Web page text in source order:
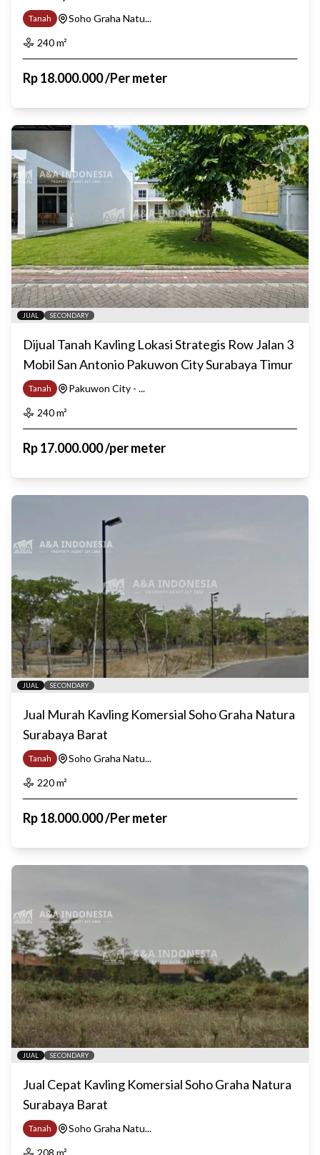
Tanah
Soho Graha Natu...
240m²
Rp18.000.000/Per meter
JUAL SECONDARY
Dijual Tanah Kavling Lokasi Strategis Row Jalan 3
Mobil San Antonio Pakuwon City Surabaya Timur
Tanah
Pakuwon City - ...
240m²
Rp17.000.000/per meter
JUAL SECONDARY
Jual Murah Kavling Komersial Soho Graha Natura
Surabaya Barat
Tanah
Soho Graha Natu...
220m²
Rp18.000.000/Per meter
JUAL SECONDARY
Jual Cepat Kavling Komersial Soho Graha Natura
Surabaya Barat
Tanah
Soho Graha Natu...
208 m²